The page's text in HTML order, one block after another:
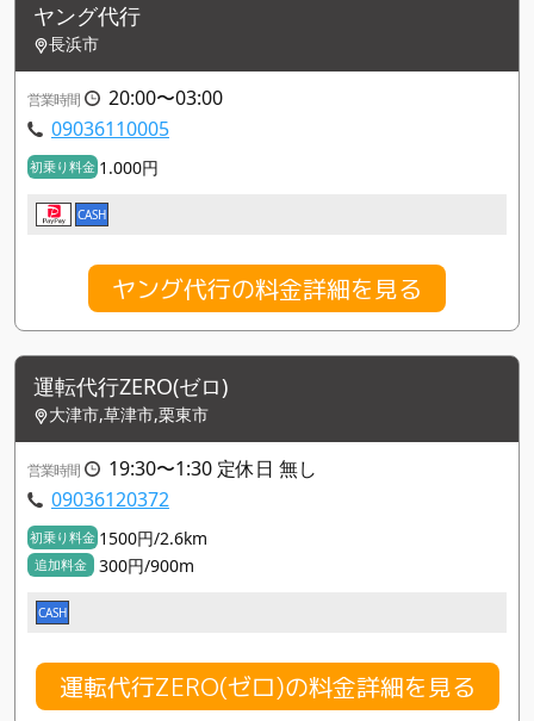
ヤング代行
長浜市
営業時間
20:00〜03:00
09036110005
初乗り料金 1.000円
CASH
ヤング代行の料金詳細を見る
運転代行ZERO(ゼロ)
大津市,草津市,栗東市
営業時間
19:30〜1:30 定休日 無し
09036120372
初乗り料金 1500円/2.6km
追加料金 300円/900m
CASH
運転代行ZERO(ゼロ)の料金詳細を見る